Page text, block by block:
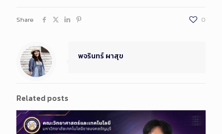
Share 0
พจรินทร์ ผาสุข
Related posts